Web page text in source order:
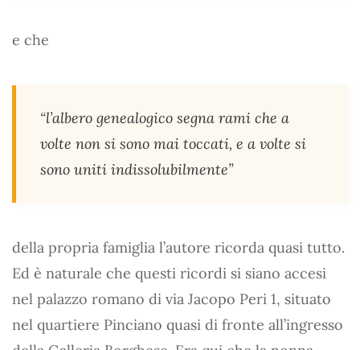
e che
“l’albero genealogico segna rami che a
volte non si sono mai toccati, e a volte si
sono uniti indissolubilmente”
della propria famiglia l’autore ricorda quasi tutto.
Ed è naturale che questi ricordi si siano accesi
nel palazzo romano di via Jacopo Peri 1, situato
nel quartiere Pinciano quasi di fronte all’ingresso